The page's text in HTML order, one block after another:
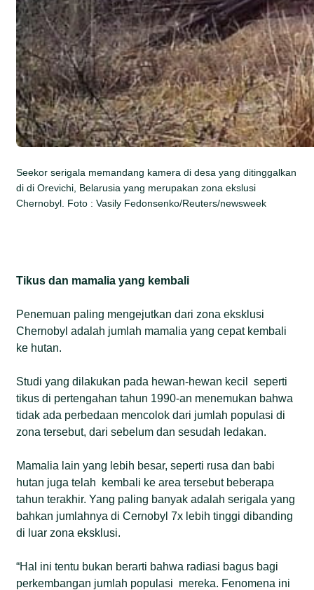
Seekor serigala memandang kamera di desa yang ditinggalkan
di di Orevichi, Belarusia yang merupakan zona ekslusi
Chernobyl. Foto : Vasily Fedonsenko/Reuters/newsweek
Tikus dan mamalia yang kembali
Penemuan paling mengejutkan dari zona eksklusi
Chernobyl adalah jumlah mamalia yang cepat kembali
ke hutan.
Studi yang dilakukan pada hewan-hewan kecil seperti
tikus di pertengahan tahun 1990-an menemukan bahwa
tidak ada perbedaan mencolok dari jumlah populasi di
zona tersebut, dari sebelum dan sesudah ledakan.
Mamalia lain yang lebih besar, seperti rusa dan babi
hutan juga telah kembali ke area tersebut beberapa
tahun terakhir. Yang paling banyak adalah serigala yang
bahkan jumlahnya di Cernobyl 7x lebih tinggi dibanding
di luar zona eksklusi.
“Hal ini tentu bukan berarti bahwa radiasi bagus bagi
perkembangan jumlah populasi mereka. Fenomena ini